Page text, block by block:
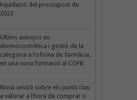
liquidació del pressupost de
2023
Últims avenços en
dermocosmètica i gestió de la
categoria a l’oficina de farmàcia,
en una nova formació al COFB
Nova sessió sobre els punts clau
a valorar a l’hora de comprar o